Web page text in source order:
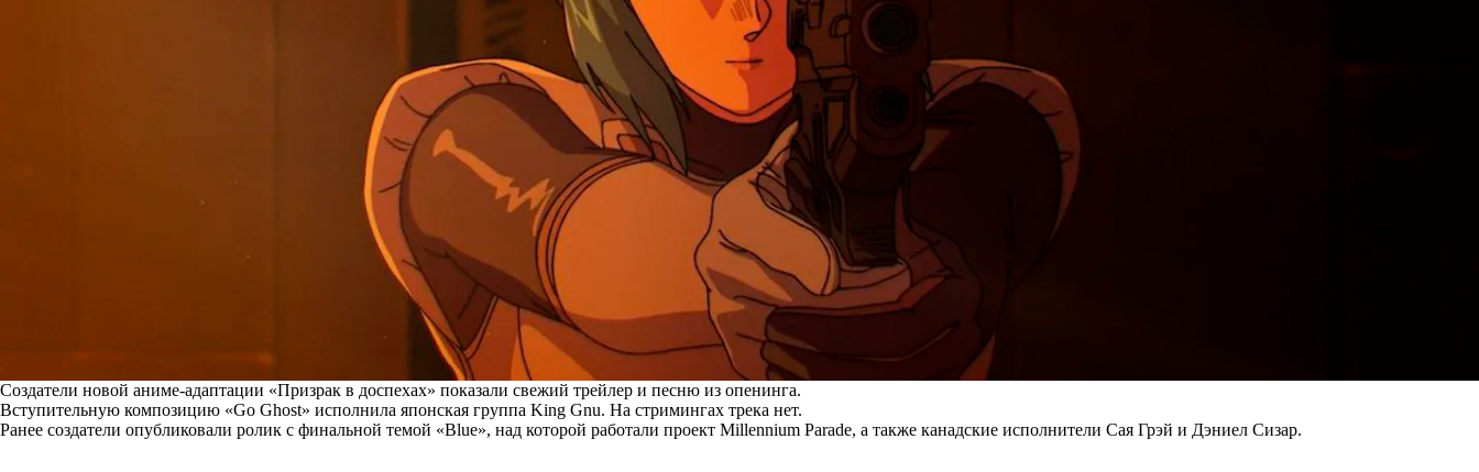
Создатели новой аниме-адаптации «Призрак в доспехах» показали свежий трейлер и песню из опенинга.
Вступительную композицию «Go Ghost» исполнила японская группа King Gnu. На стримингах трека нет.
Ранее создатели опубликовали ролик с финальной темой «Blue», над которой работали проект Millennium Parade, а также канадские исполнители Сая Грэй и Дэниел Сизар.